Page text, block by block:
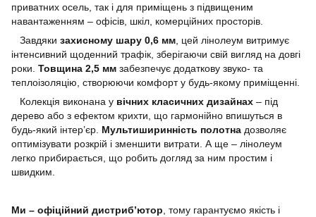
приватних осель, так і для приміщень з підвищеним
навантаженням – офісів, шкіл, комерційних просторів.
Завдяки захисному шару 0,6 мм , цей лінолеум витримує
інтенсивний щоденний трафік, зберігаючи свій вигляд на довгі
роки. Товщина 2,5 мм забезпечує додаткову звуко- та
теплоізоляцію, створюючи комфорт у будь-якому приміщенні.
Колекція виконана у вічних класичних дизайнах – під
дерево або з ефектом крихти, що гармонійно впишуться в
будь-який інтер’єр. Мультиширинність полотна дозволяє
оптимізувати розкрій і зменшити витрати. А ще – лінолеум
легко прибирається, що робить догляд за ним простим і
швидким.
Ми – офіційний дистриб’ютор , тому гарантуємо якість і